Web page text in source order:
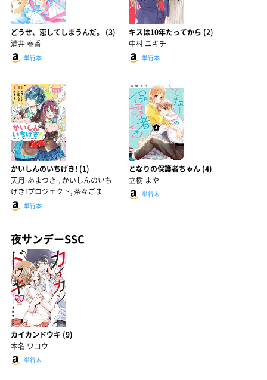
どうせ、恋してしまうんだ。 (3)
満井 春香
単行本
キスは10年たってから (2)
中村 ユキチ
単行本
かいしんのいちげき! (1)
天月-あまつき-, かいしんのいち
げき!プロジェクト, 茶々ごま
単行本
となりの保護者ちゃん (4)
立樹 まや
単行本
夜サンデーSSC
カイカンドウキ (9)
本名 ワコウ
単行本